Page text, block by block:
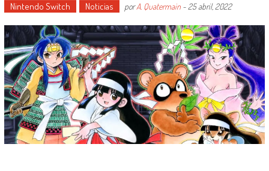
Nintendo Switch Noticias porA. Quatermain- 25 abril, 2022